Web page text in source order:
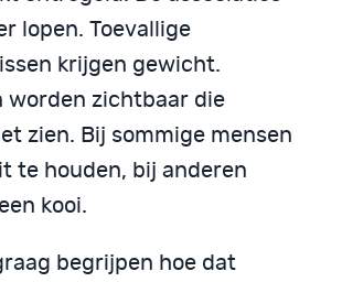
lopen. Toevallige
krijgen gewicht.
worden zichtbaar die
zien. Bij sommige mensen
te houden, bij anderen
kooi.
begrijpen hoe dat